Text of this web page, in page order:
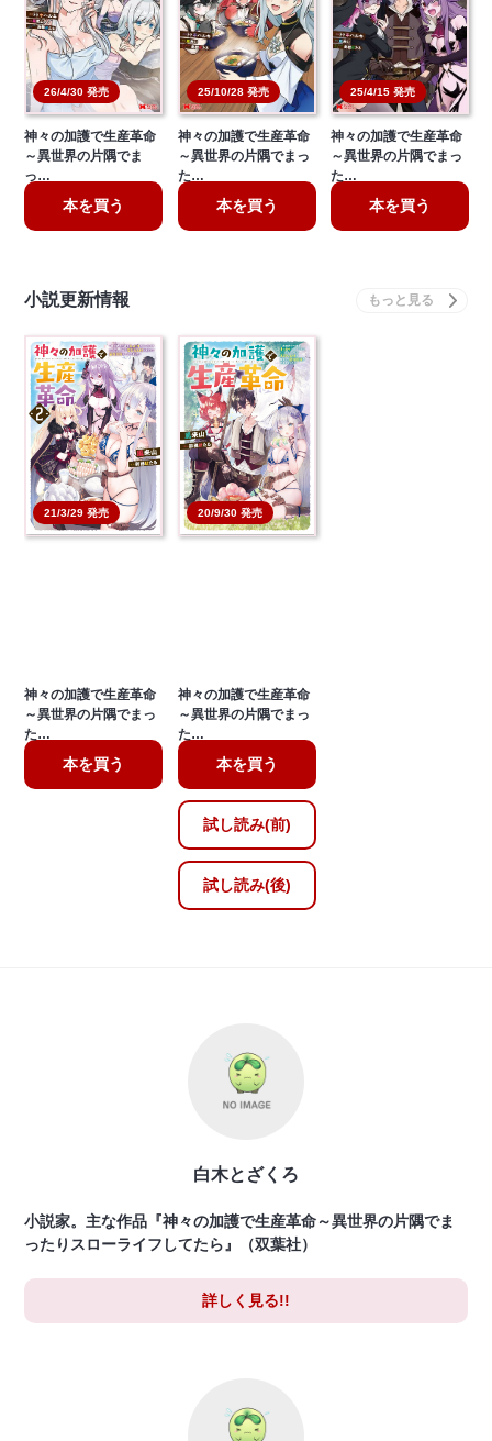
26/4/30 発売
神々の加護で生産革命
～異世界の片隅でま
っ…
本を買う
25/10/28 発売
神々の加護で生産革命
～異世界の片隅でまっ
た…
本を買う
25/4/15 発売
神々の加護で生産革命
～異世界の片隅でまっ
た…
本を買う
小説更新情報
21/3/29 発売
神々の加護で生産革命
～異世界の片隅でまっ
た…
本を買う
20/9/30 発売
神々の加護で生産革命
～異世界の片隅でまっ
た…
本を買う
試し読み(前)
試し読み(後)
白木とざくろ
小説家。主な作品『神々の加護で生産革命～異世界の片隅でま
ったりスローライフしてたら』（双葉社）
詳しく見る!!